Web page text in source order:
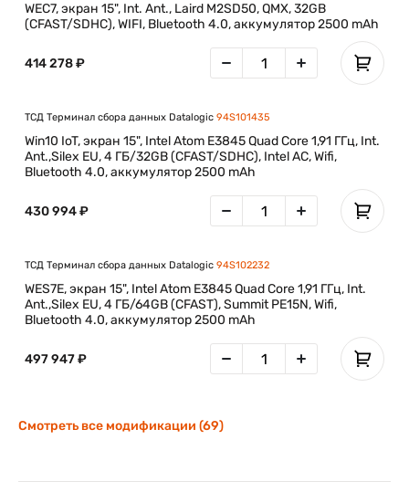
WEC7, экран 15", Int. Ant., Laird M2SD50, QMX, 32GB
(CFAST/SDHC), WIFI, Bluetooth 4.0, аккумулятор 2500 mAh
414 278 ₽
ТСД Терминал сбора данных Datalogic 94S101435
Win10 IoT, экран 15", Intel Atom E3845 Quad Core 1,91 ГГц, Int.
Ant.,Silex EU, 4 ГБ/32GB (CFAST/SDHC), Intel AC, Wifi,
Bluetooth 4.0, аккумулятор 2500 mAh
430 994 ₽
ТСД Терминал сбора данных Datalogic 94S102232
WES7E, экран 15", Intel Atom E3845 Quad Core 1,91 ГГц, Int.
Ant.,Silex EU, 4 ГБ/64GB (CFAST), Summit PE15N, Wifi,
Bluetooth 4.0, аккумулятор 2500 mAh
497 947 ₽
Смотреть все модификации (69)